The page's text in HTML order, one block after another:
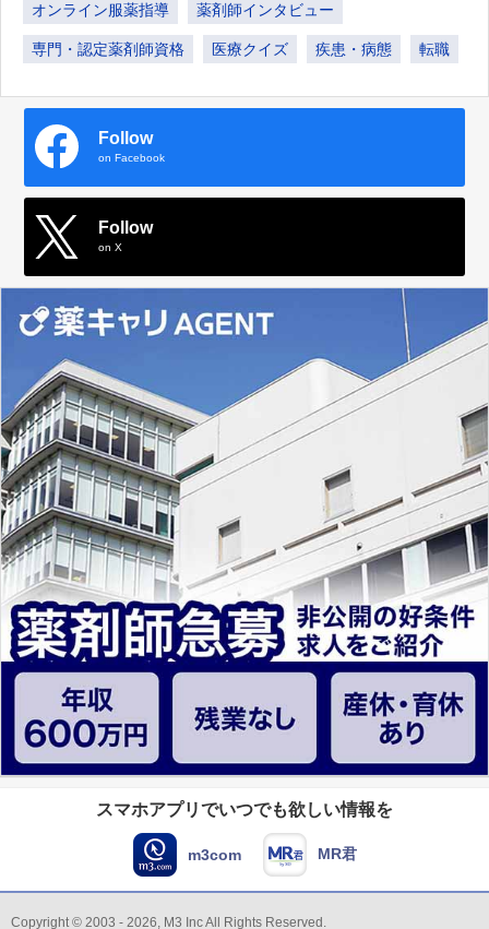
オンライン服薬指導 薬剤師インタビュー
専門・認定薬剤師資格 医療クイズ 疾患・病態 転職
Follow
on Facebook
Follow
on X
スマホアプリでいつでも欲しい情報を
m3com MR君
Copyright © 2003 - 2026, M3 Inc All Rights Reserved.